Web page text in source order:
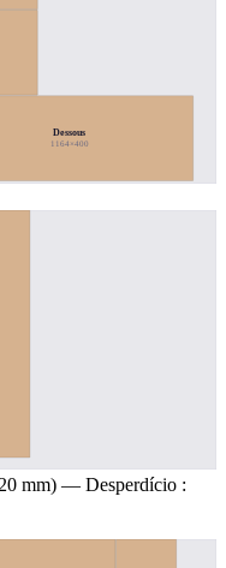
Dessous
1164×400
mm) — Desperdício :